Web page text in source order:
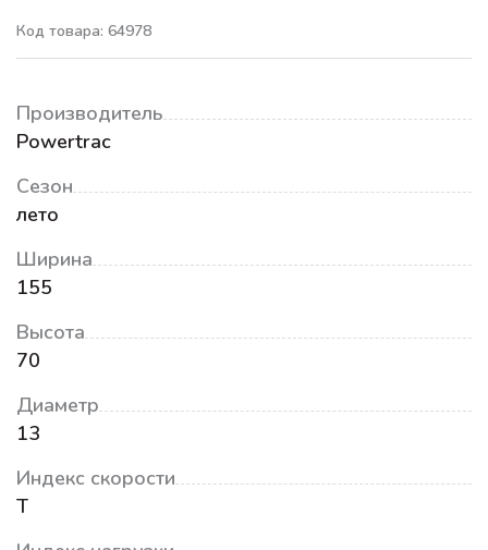
Код товара: 64978
Производитель
Powertrac
Сезон
лето
Ширина
155
Высота
70
Диаметр
13
Индекс скорости
T